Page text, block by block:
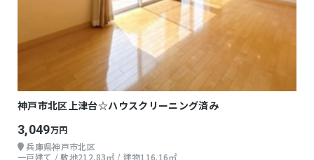
神戸市北区上津台☆ハウスクリーニング済み
3,049万円
兵庫県神戸市北区
一戸建て / 敷地212.83㎡ / 建物116.16㎡